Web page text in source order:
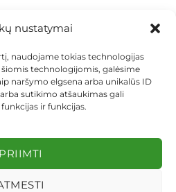
nustatymai
naudojame tokias technologijas
šiomis technologijomis, galėsime
naršymo elgsena arba unikalūs ID
sutikimo atšaukimas gali
ir funkcijas.
PRIIMTI
PRIVATUMO POLITIKA
2026 ©dekosodas.lt